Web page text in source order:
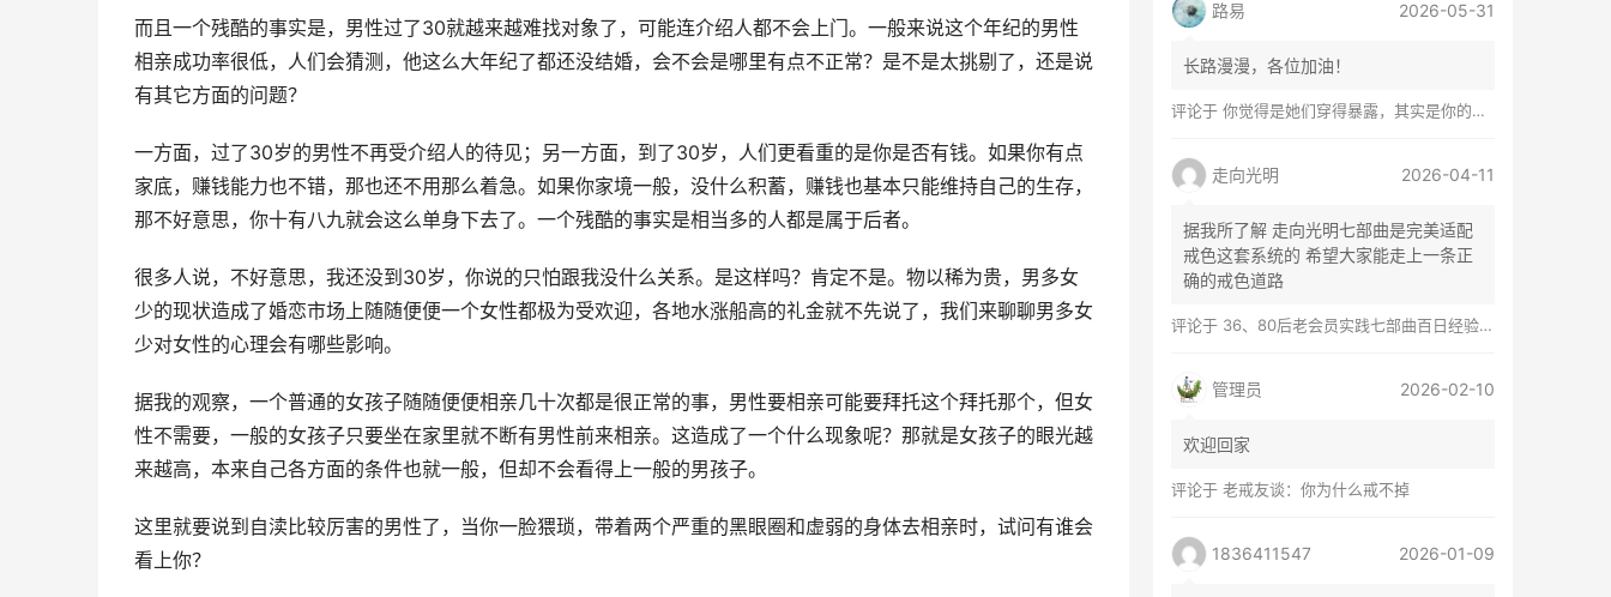
而且一个残酷的事实是，男性过了30就越来越难找对象了，可能连介绍人都不会上门。一般来说这个年纪的男性
相亲成功率很低，人们会猜测，他这么大年纪了都还没结婚，会不会是哪里有点不正常？是不是太挑剔了，还是说
有其它方面的问题？
一方面，过了30岁的男性不再受介绍人的待见；另一方面，到了30岁，人们更看重的是你是否有钱。如果你有点
家底，赚钱能力也不错，那也还不用那么着急。如果你家境一般，没什么积蓄，赚钱也基本只能维持自己的生存，
那不好意思，你十有八九就会这么单身下去了。一个残酷的事实是相当多的人都是属于后者。
很多人说，不好意思，我还没到30岁，你说的只怕跟我没什么关系。是这样吗？肯定不是。物以稀为贵，男多女
少的现状造成了婚恋市场上随随便便一个女性都极为受欢迎，各地水涨船高的礼金就不先说了，我们来聊聊男多女
少对女性的心理会有哪些影响。
据我的观察，一个普通的女孩子随随便便相亲几十次都是很正常的事，男性要相亲可能要拜托这个拜托那个，但女
性不需要，一般的女孩子只要坐在家里就不断有男性前来相亲。这造成了一个什么现象呢？那就是女孩子的眼光越
来越高，本来自己各方面的条件也就一般，但却不会看得上一般的男孩子。
这里就要说到自渎比较厉害的男性了，当你一脸猥琐，带着两个严重的黑眼圈和虚弱的身体去相亲时，试问有谁会
看上你？
路易 2026-05-31
长路漫漫，各位加油！
评论于 你觉得是她们穿得暴露，其实是你的心在着火
走向光明 2026-04-11
据我所了解 走向光明七部曲是完美适配
戒色这套系统的 希望大家能走上一条正
确的戒色道路
评论于 36、80后老会员实践七部曲百日经验谈兼苦口忠言
管理员 2026-02-10
欢迎回家
评论于 老戒友谈：你为什么戒不掉
1836411547 2026-01-09